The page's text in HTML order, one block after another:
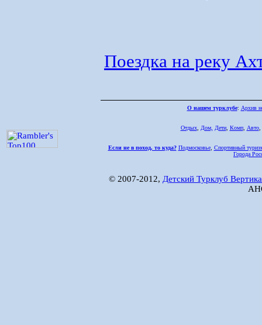
Поездка на реку
О нашем турклубе: Архив
Отдых, Дом, Дети, Комп, Авто,
Если не в поход, то куда? Подмосковье, Спортивный
Города
© 2007-2012, Детский Турклуб